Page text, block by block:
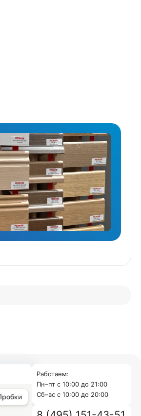
Работаем:
Пн–пт с 10:00 до 21:00
Cб–вс с 10:00 до 20:00